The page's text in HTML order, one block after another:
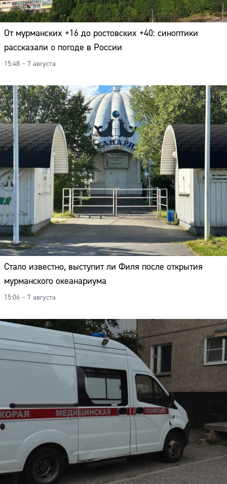
От мурманских +16 до ростовских +40: синоптики
рассказали о погоде в России
15:48 – 7 августа
Стало известно, выступит ли Филя после открытия
мурманского океанариума
15:06 – 7 августа
Адрес:
Телефон: